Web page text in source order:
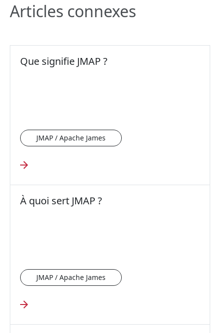
Articles connexes
Que signifie JMAP ?
JMAP / Apache James
À quoi sert JMAP ?
JMAP / Apache James